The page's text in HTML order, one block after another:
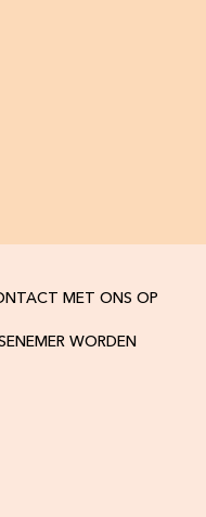
MET ONS OP
WORDEN